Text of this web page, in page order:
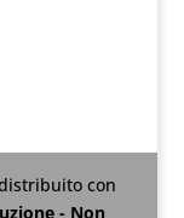
con
- Non